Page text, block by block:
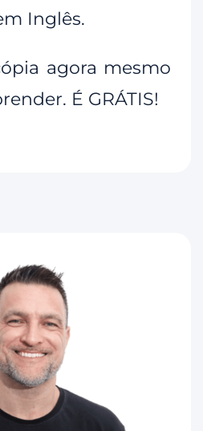
Inglês.
agora mesmo
É GRÁTIS!